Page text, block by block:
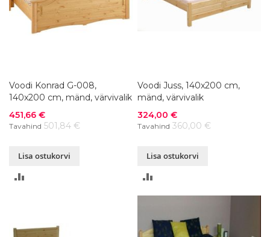
Voodi Konrad G-008,
140x200 cm, mänd, värvivalik
Soodushind
451,66 €
Tavahind 501,84 €
Lisa ostukorvi
Voodi Juss, 140x200 cm,
mänd, värvivalik
Soodushind
324,00 €
Tavahind 360,00 €
Lisa ostukorvi
VÕRDLUSESSE